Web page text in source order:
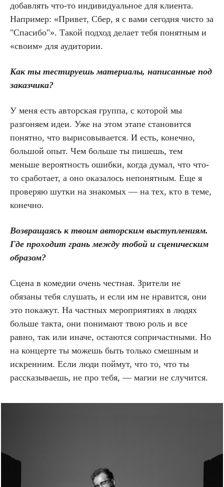
добавлять что-то индивидуальное для клиента.
Например: «Привет, Сбер, я с вами сегодня чисто за
"Спасибо"». Такой подход делает тебя понятным и
«своим» для аудитории.
Как ты тестируешь материалы, написанные под
заказчика?
У меня есть авторская группа, с которой мы
разгоняем идеи. Уже на этом этапе становится
понятно, что вырисовывается. И есть, конечно,
большой опыт. Чем больше ты пишешь, тем
меньше вероятность ошибки, когда думал, что что-
то сработает, а оно оказалось непонятным. Еще я
проверяю шутки на знакомых — на тех, кто в теме,
конечно.
Возвращаясь к твоим авторским выступлениям.
Где проходит грань между тобой и сценическим
образом?
Сцена в комедии очень честная. Зрители не
обязаны тебя слушать, и если им не нравится, они
это покажут. На частных мероприятиях в людях
больше такта, они понимают твою роль и все
равно, так или иначе, остаются сопричастными. Но
на концерте ты можешь быть только смешным и
искренним. Если люди поймут, что то, что ты
рассказываешь, не про тебя, — магии не случится.